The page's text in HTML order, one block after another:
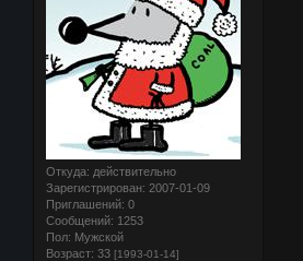
Откуда: действительно
Зарегистрирован: 2007-01-09
Приглашений: 0
Сообщений: 1253
Пол: Мужской
Возраст: 33 [1993-01-14]